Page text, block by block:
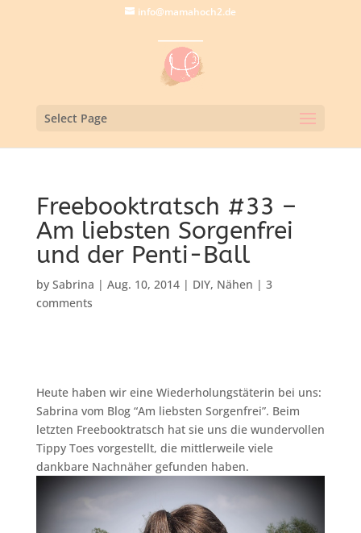
info@mamahoch2.de
Select Page
Freebooktratsch #33 –
Am liebsten Sorgenfrei
und der Penti-Ball
by Sabrina | Aug. 10, 2014| DIY, Nähen | 3
comments
Heute haben wir eine Wiederholungstäterin bei uns:
Sabrina vom Blog “Am liebsten Sorgenfrei”. Beim
letzten Freebooktratsch hat sie uns die wundervollen
Tippy Toes vorgestellt, die mittlerweile viele
dankbare Nachnäher gefunden haben.